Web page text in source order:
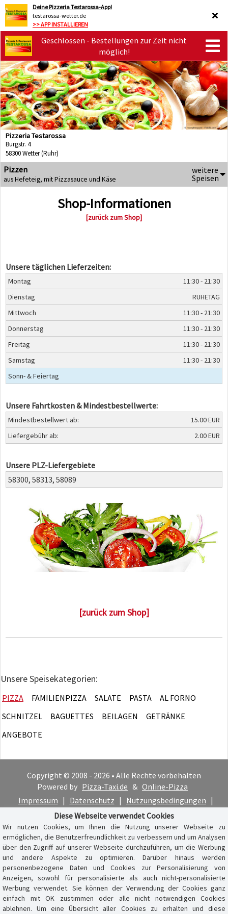
Deine Pizzeria Testarossa-App!
testarossa-wetter.de
>> APP INSTALLIEREN
Geschlossen - Bestellungen zur Zeit nicht
möglich!
Pizzeria Testarossa
Burgstr. 4
58300 Wetter (Ruhr)
Pizzen
aus Hefeteig, mit Pizzasauce und Käse
weitere
Speisen
Shop-Informationen
[zurück zum Shop]
Unsere täglichen Lieferzeiten:
Montag
11:30 - 21:30
Dienstag
RUHETAG
Mittwoch
11:30 - 21:30
Donnerstag
11:30 - 21:30
Freitag
11:30 - 21:30
Samstag
11:30 - 21:30
Sonn- & Feiertag
Unsere Fahrtkosten & Mindestbestellwerte:
Mindestbestellwert ab:
15.00 EUR
Liefergebühr ab:
2.00 EUR
Unsere PLZ-Liefergebiete
58300, 58313, 58089
[zurück zum Shop]
Unsere Speisekategorien:
PIZZA FAMILIENPIZZA SALATE PASTA
AL FORNO
SCHNITZEL
BAGUETTES BEILAGEN
GETRÄNKE
ANGEBOTE
Copyright © 2008 - 2026 • Alle Rechte vorbehalten
Powered by Pizza-Taxi.de & Online-Pizza
Impressum | Datenschutz | Nutzungsbedingungen |
Cookie-Hinweis
Diese Webseite verwendet Cookies
Wir nutzen Cookies, um Ihnen die Nutzung unserer Webseite zu
ermöglichen, die Benutzerfreundlichkeit zu verbessern und um Analysen
über den Zugriff auf unserer Webseite durchzuführen, um die Werbung
und andere Aspekte zu optimieren. Darüber hinaus werden
personenbezogene Daten und Cookies zur Personalisierung von
Anzeigen, sowohl für personalisierte als auch nicht-personalisierte
Werbung verwendet. Sie können der Verwendung der Cookies ganz
einfach mit OK zustimmen oder alle nicht notwendigen Cookies
ablehnen. Um eine Übersicht aller Cookies zu erhalten und diese